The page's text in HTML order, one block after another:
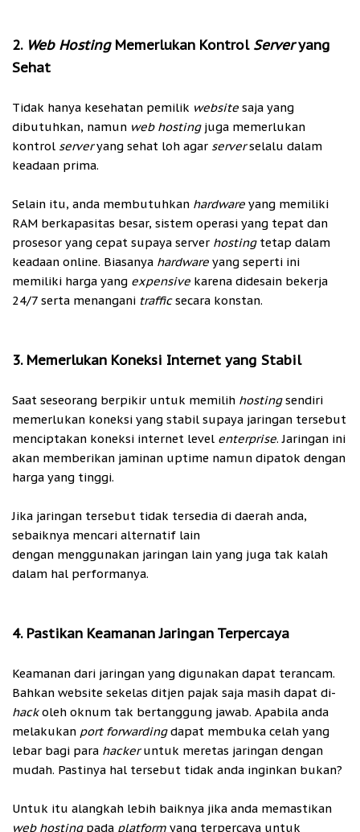
2. Web Hosting Memerlukan Kontrol Serveryang
Sehat
Tidak hanya kesehatan pemilik website saja yang
dibutuhkan, namun web hosting juga memerlukan
kontrol serveryang sehat loh agar serverselalu dalam
keadaan prima.
Selain itu, anda membutuhkan hardware yang memiliki
RAM berkapasitas besar, sistem operasi yang tepat dan
prosesor yang cepat supaya server hosting tetap dalam
keadaan online. Biasanya hardware yang seperti ini
memiliki harga yang expensive karena didesain bekerja
24/7 serta menangani trafficsecara konstan.
3. Memerlukan Koneksi Internet yang Stabil
Saat seseorang berpikir untuk memilih hostingsendiri
memerlukan koneksi yang stabil supaya jaringan tersebut
menciptakan koneksi internet level enterprise. Jaringan ini
akan memberikan jaminan uptime namun dipatok dengan
harga yang tinggi.
Jika jaringan tersebut tidak tersedia di daerah anda,
sebaiknya mencari alternatif lain
dengan menggunakan jaringan lain yang juga tak kalah
dalam hal performanya.
4. Pastikan Keamanan Jaringan Terpercaya
Keamanan dari jaringan yang digunakan dapat terancam.
Bahkan website sekelas ditjen pajak saja masih dapat di-
hackoleh oknum tak bertanggung jawab. Apabila anda
melakukan port forwardingdapat membuka celah yang
lebar bagi para hackeruntuk meretas jaringan dengan
mudah. Pastinya hal tersebut tidak anda inginkan bukan?
Untuk itu alangkah lebih baiknya jika anda memastikan
web hosting pada platform yang terpercaya untuk